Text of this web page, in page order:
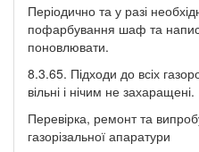
Періодично та у разі
пофарбування шаф та
поновлювати.
8.3.65. Підходи до всіх
вільні і нічим не захаращені.
Перевірка, ремонт та
газорізальної апаратури